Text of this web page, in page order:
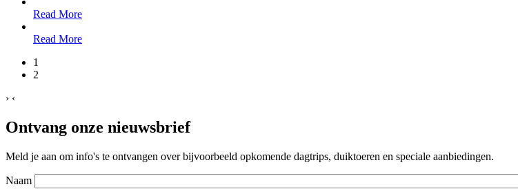
Read More
Read More
1
2
› ‹
Ontvang onze nieuwsbrief
Meld je aan om info's te ontvangen over bijvoorbeeld opkomende dagtrips, duiktoeren en speciale aanbiedingen.
Naam